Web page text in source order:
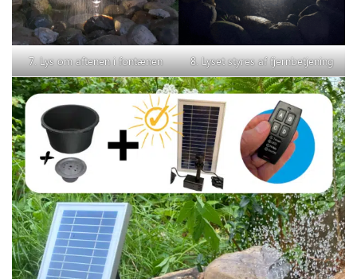
7. Lys om aftenen i fontænen 8. Lyset styres af fjernbetjening